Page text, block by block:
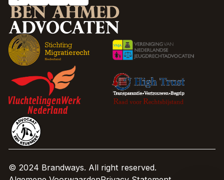
© 2024 Brandways. All right reserved.